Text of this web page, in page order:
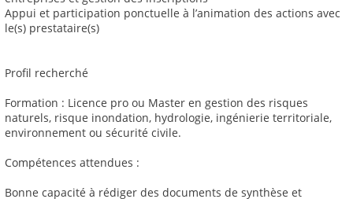
Appui et participation ponctuelle à l’animation des actions avec
le(s) prestataire(s)
Profil recherché
Formation : Licence pro ou Master en gestion des risques
naturels, risque inondation, hydrologie, ingénierie territoriale,
environnement ou sécurité civile.
Compétences attendues :
Bonne capacité à rédiger des documents de synthèse et